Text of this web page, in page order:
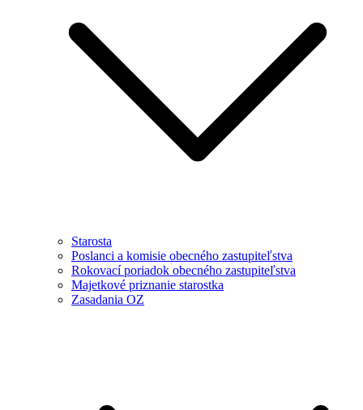
Starosta
Poslanci a komisie obecného zastupiteľstva
Rokovací poriadok obecného zastupiteľstva
Majetkové priznanie starostka
Zasadania OZ